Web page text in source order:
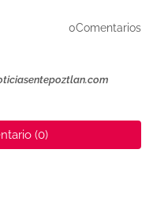
0Comentarios
(0)